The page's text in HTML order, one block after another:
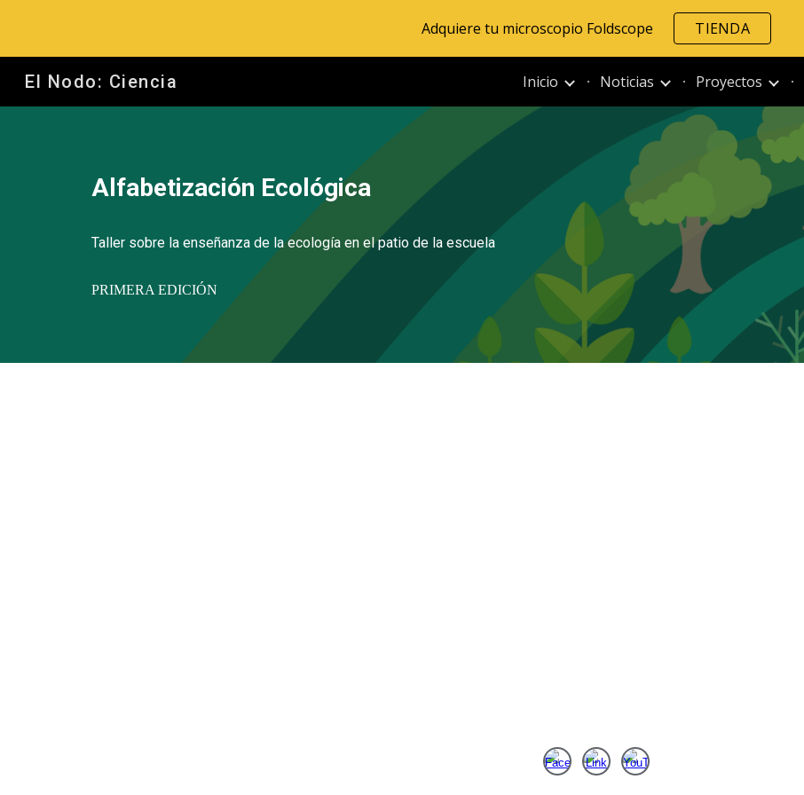
Skip to main content Skip to navigation
Adquiere tu microscopio Foldscope TIENDA
El Nodo: Ciencia Inicio Noticias Proyectos
Alfabetización Ecológica
Taller sobre la enseñanza de la ecología en el patio de la escuela
PRIMERA EDICIÓN